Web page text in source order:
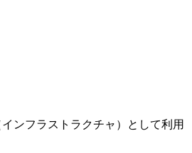
ンフラストラクチャ）として利用